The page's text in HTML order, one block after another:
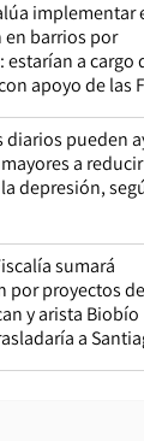
implementar
en barrios por
a cargo
apoyo de las
diarios pueden
a
depresión,
sumará
por proyectos de
y arista Biobío
a